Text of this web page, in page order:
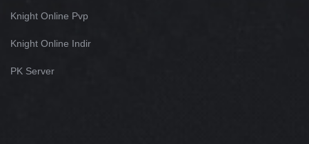
Knight Online Pvp
Knight Online Indir
PK Server